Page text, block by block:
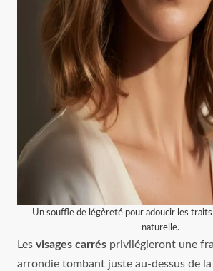
Un souffle de légèreté pour adoucir les traits
naturelle.
Les visages carrés privilégieront une
arrondie tombant juste au-dessus de